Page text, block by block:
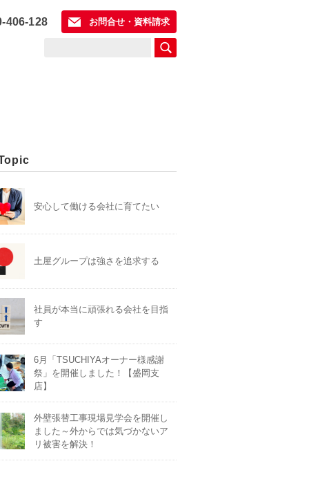
406-128 お問合せ・資料請求
安心して働ける会社に育てたい
土屋グループは強さを追求する
社員が本当に頑張れる会社を目指
す
6月「TSUCHIYAオーナー様感謝
祭」を開催しました！【盛岡支
店】
外壁張替工事現場見学会を開催し
ました～外からでは気づかないア
リ被害を解決！